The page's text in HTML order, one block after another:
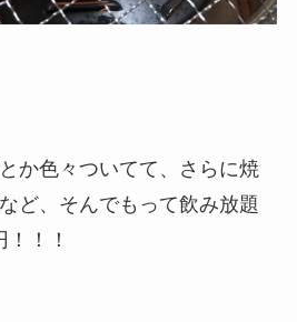
か色々ついてて、さらに焼
ど、そんでもって飲み放題
！！